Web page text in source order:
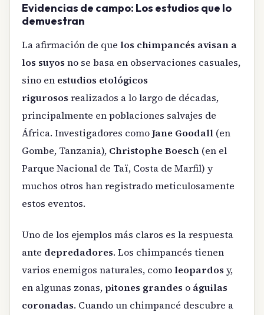
Evidencias de campo: Los estudios que lo
demuestran
La afirmación de que los chimpancés avisan a
los suyos no se basa en observaciones casuales,
sino en estudios etológicos
rigurosos realizados a lo largo de décadas,
principalmente en poblaciones salvajes de
África. Investigadores comoJane Goodall (en
Gombe, Tanzania), Christophe Boesch (en el
Parque Nacional de Taï, Costa de Marfil) y
muchos otros han registrado meticulosamente
estos eventos.
Uno de los ejemplos más claros es la respuesta
ante depredadores. Los chimpancés tienen
varios enemigos naturales, comoleopardos y,
en algunas zonas, pitones grandes o águilas
coronadas. Cuando un chimpancé descubre a